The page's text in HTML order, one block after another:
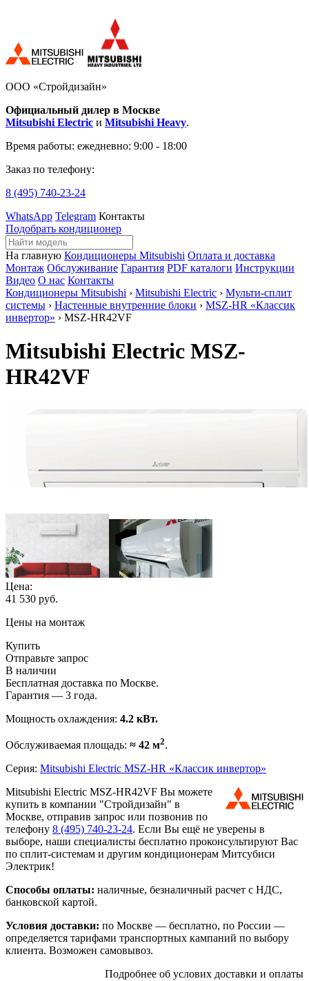
ООО «Стройдизайн»
Официальный дилер в Москве
Mitsubishi Electric и Mitsubishi Heavy.
Время работы: ежедневно: 9:00 - 18:00
Заказ по телефону:
8 (495) 740-23-24
WhatsApp Telegram Контакты
Подобрать кондиционер
На главную Кондиционеры Mitsubishi Оплата и доставка
Монтаж Обслуживание Гарантия PDF каталоги Инструкции
Видео О нас Контакты
Кондиционеры Mitsubishi › Mitsubishi Electric › Мульти-сплит
системы › Настенные внутренние блоки › MSZ-HR «Классик
инвертор» › MSZ-HR42VF
Mitsubishi Electric MSZ-
HR42VF
Цена:
41 530 руб.
Цены на монтаж
Купить
Отправьте запрос
В наличии
Бесплатная доставка по Москве.
Гарантия — 3 года.
Мощность охлаждения: 4.2 кВт.
Обслуживаемая площадь: ≈ 42 м2.
Серия: Mitsubishi Electric MSZ-HR «Классик инвертор»
Mitsubishi Electric MSZ-HR42VF Вы можете
купить в компании "Стройдизайн" в
Москве, отправив запрос или позвонив по
телефону 8 (495) 740-23-24. Если Вы ещё не уверены в
выборе, наши специалисты бесплатно проконсультируют Вас
по сплит-системам и другим кондиционерам Митсубиси
Электрик!
Способы оплаты: наличные, безналичный расчет с НДС,
банковской картой.
Условия доставки: по Москве — бесплатно, по России —
определяется тарифами транспортных кампаний по выбору
клиента. Возможен самовывоз.
Подробнее об услових доставки и оплаты